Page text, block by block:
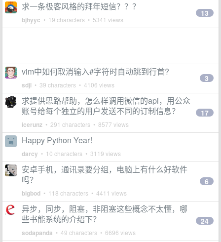
求一条极客风格的拜年短信？？？
bjhyyc • 19 characters • 5341 views
13
vim中如何取消输入#字符时自动跳到行首?
sdjl • 39 characters • 4106 views
3
求提供思路帮助，怎么样调用微信的api，用公众
账号给每个独立的用户发送不同的订制信息？
icerunz • 291 characters • 8577 views
17
Happy Python Year！
darcy • 10 characters • 3119 views
安卓手机，通讯录要分组，电脑上有什么好软件
吗？
bigbod • 118 characters • 4411 views
6
异步，同步，阻塞，非阻塞这些概念不太懂，哪
些书能系统的介绍下？
sodapanda • 49 characters • 6696 views
24